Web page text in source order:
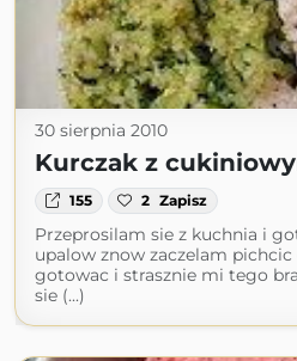
30 sierpnia 2010
Kurczak z
155 2 Zapisz
Przeprosilam sie z kuchnia i
upalow znow zaczelam
gotowac i strasznie mi tego
sie (...)